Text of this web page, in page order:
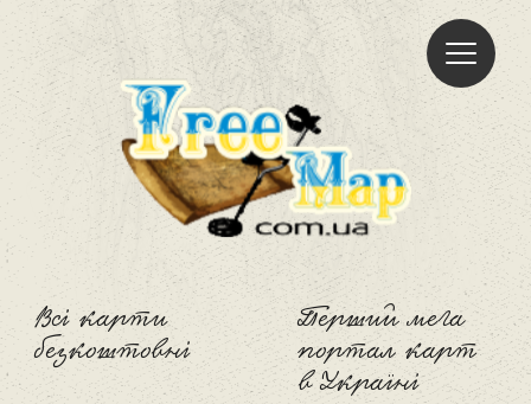
Всі карти
безкоштовні
Freemap
Перший мега
портал карт
в Україні